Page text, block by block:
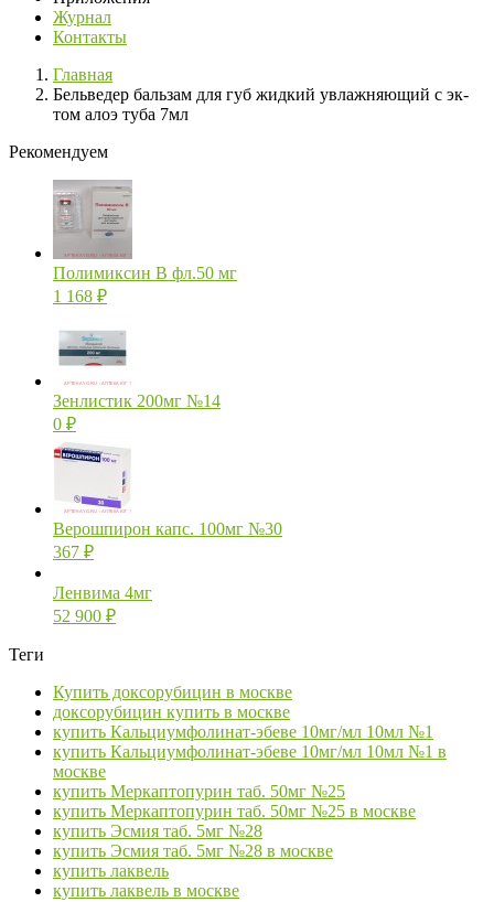
Журнал
Контакты
Главная
Бельведер бальзам для губ жидкий увлажняющий с эк-
том алоэ туба 7мл
Рекомендуем
Полимиксин В фл.50 мг
1 168 ₽
Зенлистик 200мг №14
0 ₽
Верошпирон капс. 100мг №30
367 ₽
Ленвима 4мг
52 900 ₽
Теги
Купить доксорубицин в москве
доксорубицин купить в москве
купить Кальциумфолинат-эбеве 10мг/мл 10мл №1
купить Кальциумфолинат-эбеве 10мг/мл 10мл №1 в
москве
купить Меркаптопурин таб. 50мг №25
купить Меркаптопурин таб. 50мг №25 в москве
купить Эсмия таб. 5мг №28
купить Эсмия таб. 5мг №28 в москве
купить лаквель
купить лаквель в москве